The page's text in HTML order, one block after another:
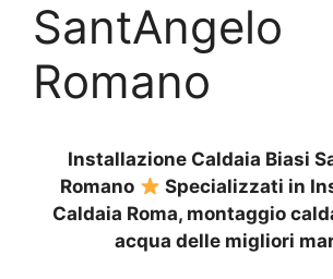
SantAngelo
Romano
Installazione Caldaia Biasi
Romano
Specializzati in
Caldaia Roma, montaggio
acqua delle migliori